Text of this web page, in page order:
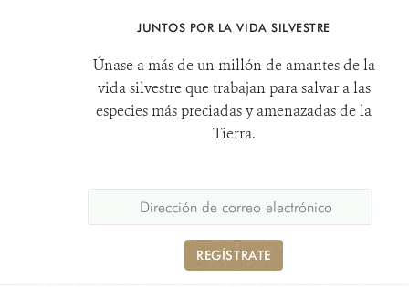
THREATENED
ALBATROSSES
Author(s):McInnes
Julie C., Jarman
Simon N., Lea
Deagle Bruce E.,
Phillips Richard
A., Catry Paulo,
NEGRA Y
CONTROL
DE VISÓN
AMERICANO
NEGRA
(THALASSARCHE
MELANOPHRYS)
DEL
ISLOTE
ALBATROS,
ALMIRANTAZGO,
ISLA
GRANDE
DE
JUNTOS POR LA VIDA SILVESTRE
Únase a más de un millón de amantes de la
vida silvestre que trabajan para salvar a las
especies más preciadas y amenazadas de la
Tierra.
REGÍSTRATE